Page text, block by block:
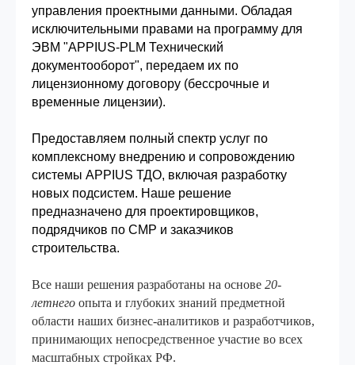
управления проектными данными. Обладая
исключительными правами на программу для
ЭВМ "APPIUS-PLM Технический
документооборот", передаем их по
лицензионному договору (бессрочные и
временные лицензии).
Предоставляем полный спектр услуг по
комплексному внедрению и сопровождению
системы APPIUS ТДО, включая разработку
новых подсистем. Наше решение
предназначено для проектировщиков,
подрядчиков по СМР и заказчиков
строительства.
Все наши решения разработаны на основе 20-
летнего опыта и глубоких знаний предметной
области наших бизнес-аналитиков и разработчиков,
принимающих непосредственное участие во всех
масштабных стройках РФ.